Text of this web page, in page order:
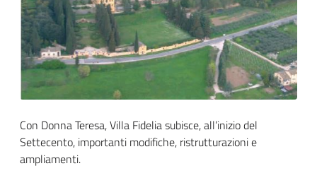
Con Donna Teresa, Villa Fidelia subisce, all’inizio del
Settecento, importanti modifiche, ristrutturazioni e
ampliamenti.